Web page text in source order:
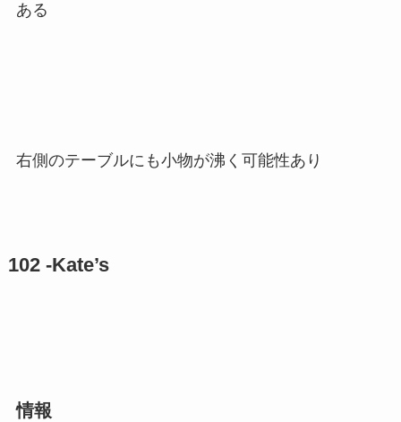
ある
右側のテーブルにも小物が沸く可能性あり
102 -Kate’s
情報